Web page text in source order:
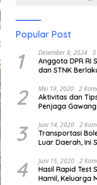
Popular Post
1 Desember 8, 2024
Anggota DPR RI
dan STNK
2 Mei 19, 2020 2
Aktivitas dan
Penjaga
3 Juni 14, 2020 2
Transportasi
Luar Daerah, Ini
4 Juni 15, 2020 2
Hasil Rapid Test
Hamil, Keluarga